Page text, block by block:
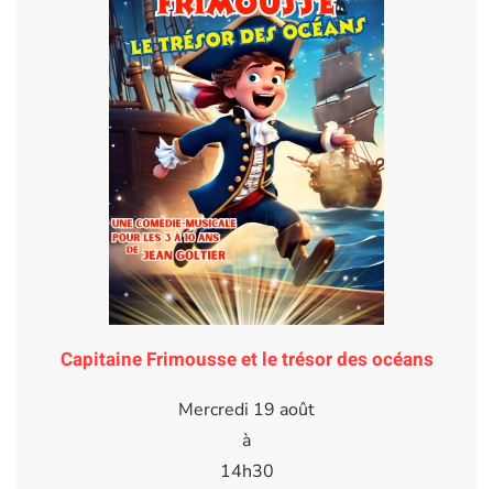
Capitaine Frimousse et le trésor des océans
Mercredi 19 août
à
14h30